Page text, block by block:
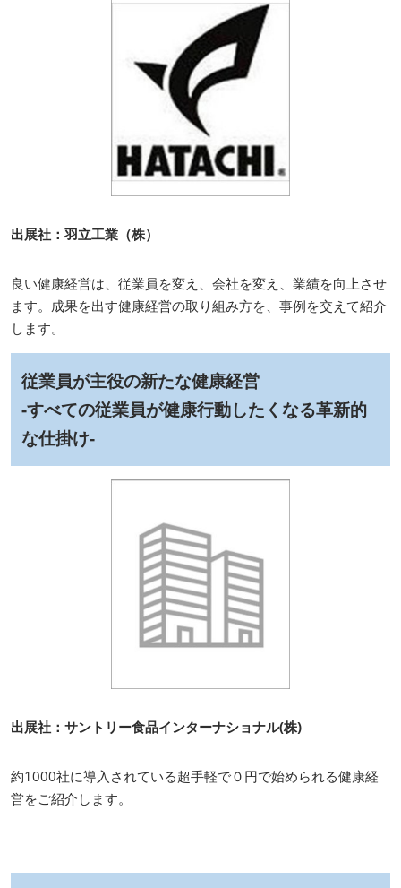
出展社：羽立工業（株）
良い健康経営は、従業員を変え、会社を変え、業績を向上させ
ます。成果を出す健康経営の取り組み方を、事例を交えて紹介
します。
従業員が主役の新たな健康経営
-すべての従業員が健康行動したくなる革新的
な仕掛け-
出展社：サントリー食品インターナショナル(株)
約1000社に導入されている超手軽で０円で始められる健康経
営をご紹介します。